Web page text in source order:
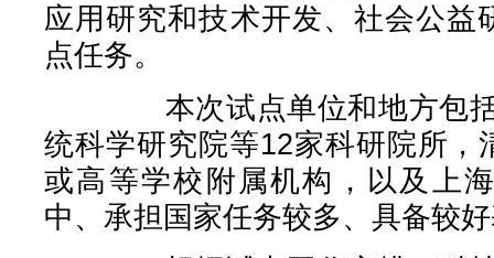
应用研究和技术开发、社会公益
点任务。
本次试点单位和地方包括
统科学研究院等12家科研院所，
或高等学校附属机构，以及上
中、承担国家任务较多、具备较